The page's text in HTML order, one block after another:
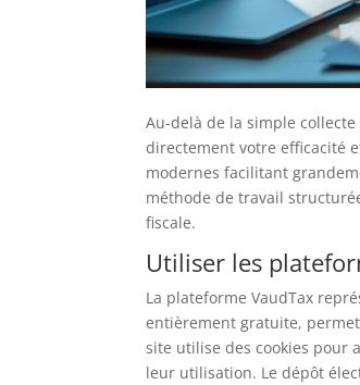
Au-delà de la simple
directement votre efficacité
modernes facilitant
méthode de travail
fiscale.
Utiliser les
La plateforme VaudTax
entièrement gratuite,
site utilise des cookies pour
leur utilisation. Le dépôt